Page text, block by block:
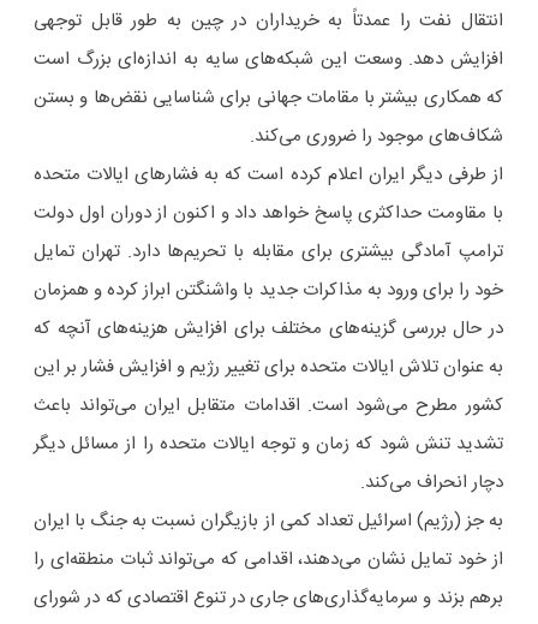
انتقال نفت را عمدتاً به خریداران در چین به طور قابل توجهی
افزایش دهد. وسعت این شبکه‌های سایه به اندازه‌ای بزرگ است
که همکاری بیشتر با مقامات جهانی برای شناسایی نقض‌ها و بستن
شکاف‌های موجود را ضروری می‌کند.
از طرفی دیگر ایران اعلام کرده است که به فشارهای ایالات متحده
با مقاومت حداکثری پاسخ خواهد داد و اکنون از دوران اول دولت
ترامپ آمادگی بیشتری برای مقابله با تحریم‌ها دارد. تهران تمایل
خود را برای ورود به مذاکرات جدید با واشنگتن ابراز کرده و همزمان
در حال بررسی گزینه‌های مختلف برای افزایش هزینه‌های آنچه که
به عنوان تلاش ایالات متحده برای تغییر رژیم و افزایش فشار بر این
کشور مطرح می‌شود است. اقدامات متقابل ایران می‌تواند باعث
تشدید تنش شود که زمان و توجه ایالات متحده را از مسائل دیگر
دچار انحراف می‌کند.
به جز (رژیم) اسرائیل تعداد کمی از بازیگران نسبت به جنگ با ایران
از خود تمایل نشان می‌دهند، اقدامی که می‌تواند ثبات منطقه‌ای را
برهم بزند و سرمایه‌گذاری‌های جاری در تنوع اقتصادی که در شورای